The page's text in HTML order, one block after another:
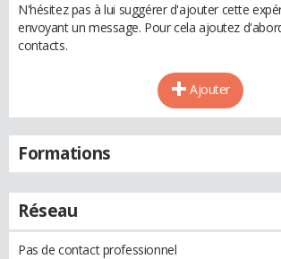
N'hésitez pas à lui suggérer d'ajouter cette
envoyant un message. Pour cela ajoutez
contacts.
Ajouter
Formations
Réseau
Pas de contact professionnel